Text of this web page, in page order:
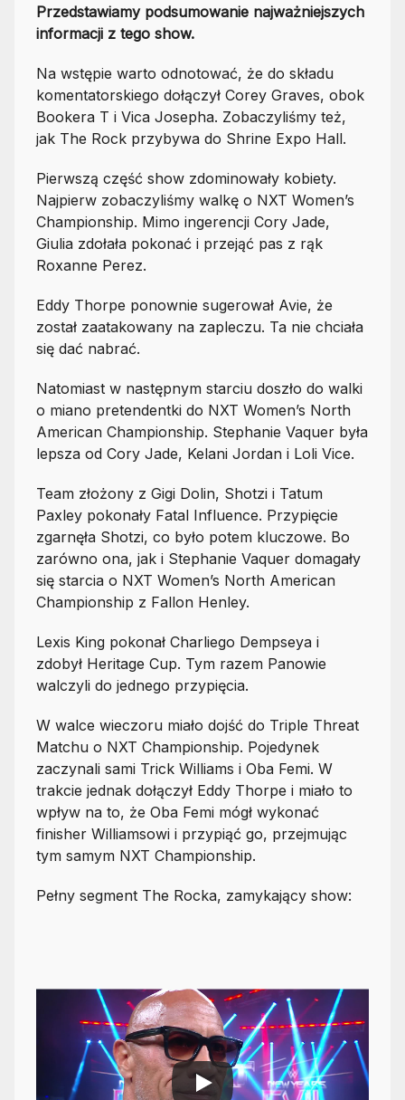
Przedstawiamy podsumowanie najważniejszych
informacji z tego show.
Na wstępie warto odnotować, że do składu
komentatorskiego dołączył Corey Graves, obok
Bookera T i Vica Josepha. Zobaczyliśmy też,
jak The Rock przybywa do Shrine Expo Hall.
Pierwszą część show zdominowały kobiety.
Najpierw zobaczyliśmy walkę o NXT Women’s
Championship. Mimo ingerencji Cory Jade,
Giulia zdołała pokonać i przejąć pas z rąk
Roxanne Perez.
Eddy Thorpe ponownie sugerował Avie, że
został zaatakowany na zapleczu. Ta nie chciała
się dać nabrać.
Natomiast w następnym starciu doszło do walki
o miano pretendentki do NXT Women’s North
American Championship. Stephanie Vaquer była
lepsza od Cory Jade, Kelani Jordan i Loli Vice.
Team złożony z Gigi Dolin, Shotzi i Tatum
Paxley pokonały Fatal Influence. Przypięcie
zgarnęła Shotzi, co było potem kluczowe. Bo
zarówno ona, jak i Stephanie Vaquer domagały
się starcia o NXT Women’s North American
Championship z Fallon Henley.
Lexis King pokonał Charliego Dempseya i
zdobył Heritage Cup. Tym razem Panowie
walczyli do jednego przypięcia.
W walce wieczoru miało dojść do Triple Threat
Matchu o NXT Championship. Pojedynek
zaczynali sami Trick Williams i Oba Femi. W
trakcie jednak dołączył Eddy Thorpe i miało to
wpływ na to, że Oba Femi mógł wykonać
finisher Williamsowi i przypiąć go, przejmując
tym samym NXT Championship.
Pełny segment The Rocka, zamykający show: